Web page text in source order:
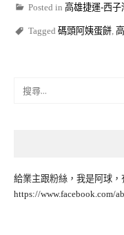
Posted in 高雄捷運-西子
Tagged 碼頭阿姨蛋餅
給業主跟粉絲，我是阿球
https://www.facebook.com/